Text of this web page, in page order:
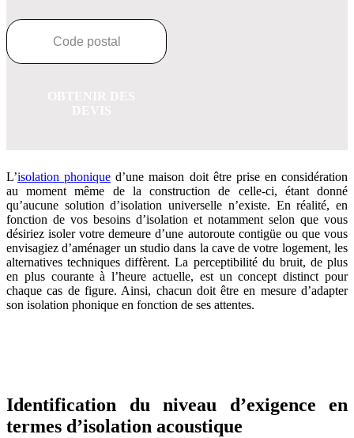
L’isolation phonique d’une maison doit être prise en considération
au moment même de la construction de celle-ci, étant donné
qu’aucune solution d’isolation universelle n’existe. En réalité, en
fonction de vos besoins d’isolation et notamment selon que vous
désiriez isoler votre demeure d’une autoroute contigüe ou que vous
envisagiez d’aménager un studio dans la cave de votre logement, les
alternatives techniques diffèrent. La perceptibilité du bruit, de plus
en plus courante à l’heure actuelle, est un concept distinct pour
chaque cas de figure. Ainsi, chacun doit être en mesure d’adapter
son isolation phonique en fonction de ses attentes.
Identification du niveau d’exigence en
termes d’isolation acoustique